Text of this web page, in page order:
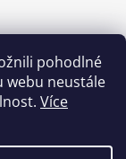
pohodlné
webu neustále
Více